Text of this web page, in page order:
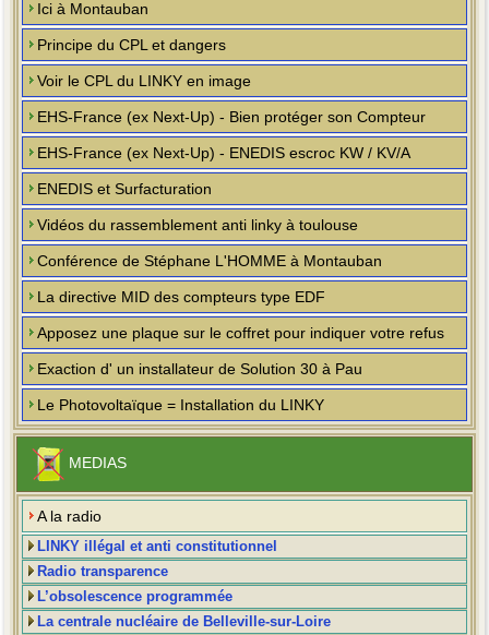
Ici à Montauban
Principe du CPL et dangers
Voir le CPL du LINKY en image
EHS-France (ex Next-Up) - Bien protéger son Compteur
EHS-France (ex Next-Up) - ENEDIS escroc KW / KV/A
ENEDIS et Surfacturation
Vidéos du rassemblement anti linky à toulouse
Conférence de Stéphane L'HOMME à Montauban
La directive MID des compteurs type EDF
Apposez une plaque sur le coffret pour indiquer votre refus
Exaction d' un installateur de Solution 30 à Pau
Le Photovoltaïque = Installation du LINKY
MEDIAS
A la radio
LINKY illégal et anti constitutionnel
Radio transparence
L’obsolescence programmée
La centrale nucléaire de Belleville-sur-Loire